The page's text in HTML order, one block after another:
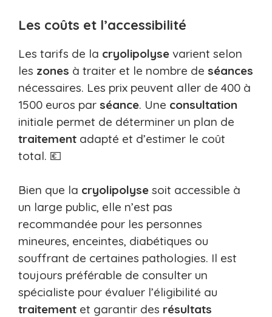
Les coûts et l’accessibilité
Les tarifs de la cryolipolyse varient selon
les zones à traiter et le nombre de séances
nécessaires. Les prix peuvent aller de 400 à
1500 euros par séance. Une consultation
initiale permet de déterminer un plan de
traitement adapté et d’estimer le coût
total. 💶
Bien que la cryolipolyse soit accessible à
un large public, elle n’est pas
recommandée pour les personnes
mineures, enceintes, diabétiques ou
souffrant de certaines pathologies. Il est
toujours préférable de consulter un
spécialiste pour évaluer l’éligibilité au
traitement et garantir des résultats